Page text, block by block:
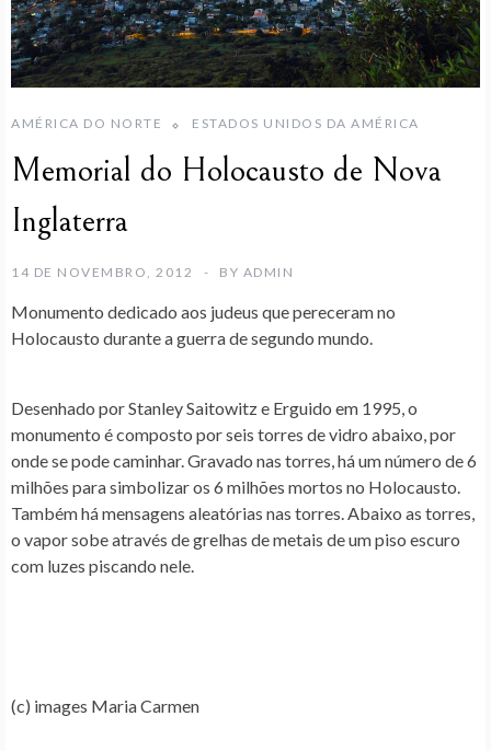
AMÉRICA DO NORTE ESTADOS UNIDOS DA AMÉRICA
Memorial do Holocausto de Nova
Inglaterra
14 DE NOVEMBRO, 2012 BY ADMIN
Monumento dedicado aos judeus que pereceram no
Holocausto durante a guerra de segundo mundo.
Desenhado por Stanley Saitowitz e Erguido em 1995, o
monumento é composto por seis torres de vidro abaixo, por
onde se pode caminhar. Gravado nas torres, há um número de 6
milhões para simbolizar os 6 milhões mortos no Holocausto.
Também há mensagens aleatórias nas torres. Abaixo as torres,
o vapor sobe através de grelhas de metais de um piso escuro
com luzes piscando nele.
(c) images Maria Carmen